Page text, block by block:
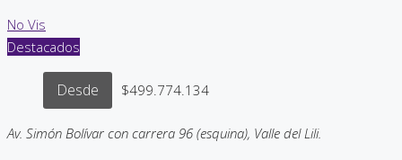
No Vis
Destacados
Desde $499.774.134
Av. Simón Bolívar con carrera 96 (esquina), Valle del Lili.